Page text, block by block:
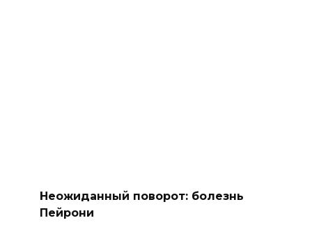
Неожиданный поворот: болезнь
Пейрони